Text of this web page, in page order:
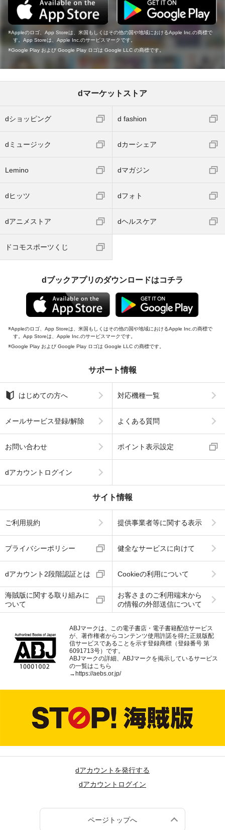
Appleのロゴ、App Storeは、米国もしくはその他の国や地域におけるApple Inc.の商標で
す。App Storeは、Apple Inc.のサービスマークです。
Google Play および Google Play ロゴは Google LLC の商標です。
dマーケットストア
dショッピング d fashion
dミュージック dカーシェア
Lemino dマガジン
dヒッツ dフォト
dアニメストア dヘルスケア
ドコモスポーツくじ
dブックアプリのダウンロードはコチラ
Appleのロゴ、App Storeは、米国もしくはその他の国や地域におけるApple Inc.の商標で
す。App Storeは、Apple Inc.のサービスマークです。
Google Play および Google Play ロゴは Google LLC の商標です。
サポート情報
はじめての方へ 対応機種一覧
メールサービス登録/解除 よくある質問
お問い合わせ ポイント表示設定
dアカウントログイン
サイト情報
ご利用規約 提供事業者等に関する表示
プライバシーポリシー 健全なサービスに向けて
dアカウント2段階認証とは Cookieの利用について
海賊版に関する取り組みに
ついて
お客さまのご利用端末から
の情報の外部送信について
ABJマークは、この電子書店・電子書籍配信サービス
が、著作権者からコンテンツ使用許諾を得た正規版配
信サービスであることを示す登録商標（登録番号 第
6091713号）です。
ABJマークの詳細、ABJマークを掲示しているサービス
の一覧はこちら
→ https://aebs.or.jp/
dアカウントを発行する
dアカウントログイン
ページトップへ